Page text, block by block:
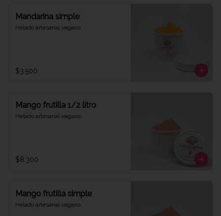
Mandarina simple
Helado artesanal vegano
$3.500
Mango frutilla 1/2 litro
Helado artesanal vegano
$8.300
Mango frutilla simple
Helado artesanal vegano